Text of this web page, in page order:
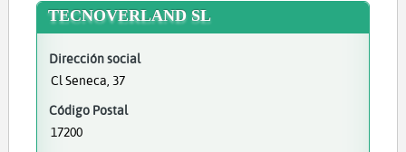
TECNOVERLAND SL
Dirección social
Cl Seneca, 37
Código Postal
17200